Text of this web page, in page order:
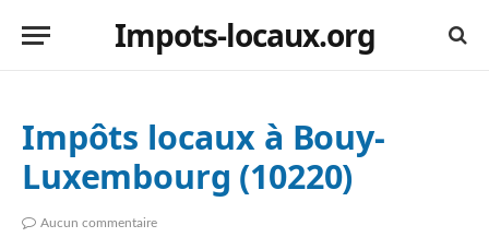
Impots-locaux.org
Impôts locaux à Bouy-
Luxembourg (10220)
Aucun commentaire